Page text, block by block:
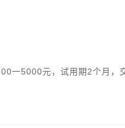
一5000元，试用期2个月，